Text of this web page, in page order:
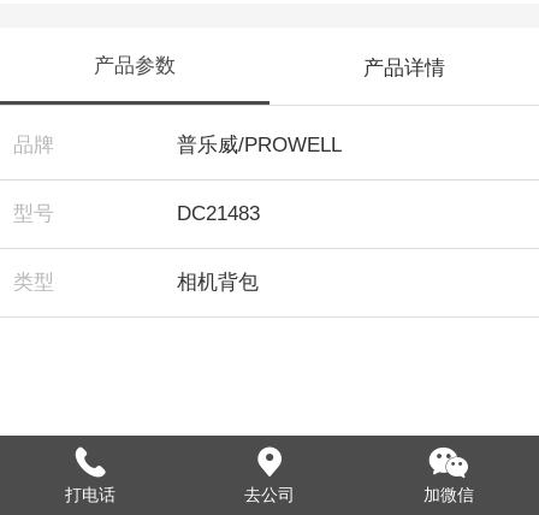
产品参数 产品详情
品牌 普乐威/PROWELL
型号 DC21483
类型 相机背包
打电话 去公司 加微信